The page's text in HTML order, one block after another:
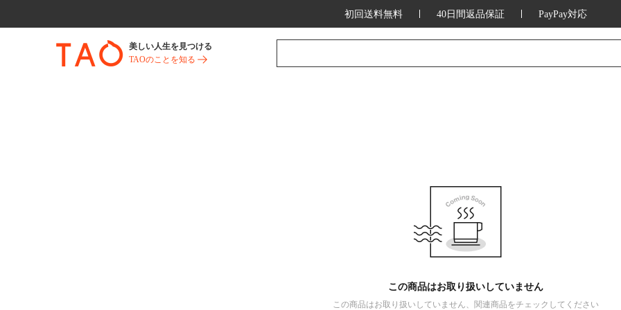
初回送料無料 40日間返品保証 PayPay対応
美しい人生を見つける
TAOのことを知る
この商品はお取り扱いしていません
この商品はお取り扱いしていません、関連商品をチェックしてください